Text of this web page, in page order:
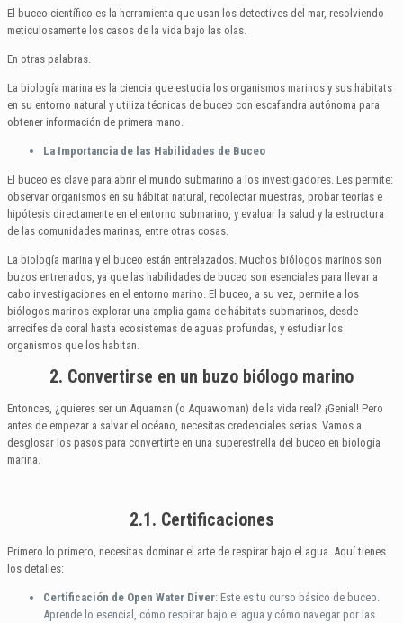
El buceo científico es la herramienta que usan los detectives del mar, resolviendo
meticulosamente los casos de la vida bajo las olas.
En otras palabras.
La biología marina es la ciencia que estudia los organismos marinos y sus hábitats
en su entorno natural y utiliza técnicas de buceo con escafandra autónoma para
obtener información de primera mano.
La Importancia de las Habilidades de Buceo
El buceo es clave para abrir el mundo submarino a los investigadores. Les permite:
observar organismos en su hábitat natural, recolectar muestras, probar teorías e
hipótesis directamente en el entorno submarino, y evaluar la salud y la estructura
de las comunidades marinas, entre otras cosas.
La biología marina y el buceo están entrelazados. Muchos biólogos marinos son
buzos entrenados, ya que las habilidades de buceo son esenciales para llevar a
cabo investigaciones en el entorno marino. El buceo, a su vez, permite a los
biólogos marinos explorar una amplia gama de hábitats submarinos, desde
arrecifes de coral hasta ecosistemas de aguas profundas, y estudiar los
organismos que los habitan.
2. Convertirse en un buzo biólogo marino
Entonces, ¿quieres ser un Aquaman (o Aquawoman) de la vida real? ¡Genial! Pero
antes de empezar a salvar el océano, necesitas credenciales serias. Vamos a
desglosar los pasos para convertirte en una superestrella del buceo en biología
marina.
2.1. Certificaciones
Primero lo primero, necesitas dominar el arte de respirar bajo el agua. Aquí tienes
los detalles:
Certificación de Open Water Diver: Este es tu curso básico de buceo.
Aprende lo esencial, cómo respirar bajo el agua y cómo navegar por las